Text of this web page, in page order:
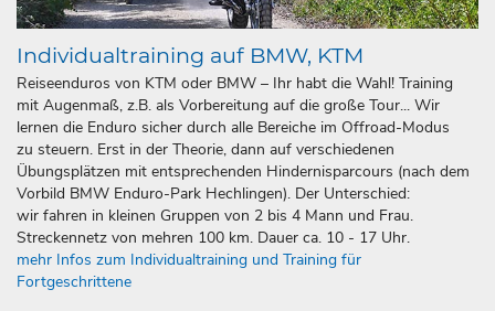
Individualtraining auf BMW, KTM
Reiseenduros von KTM oder BMW – Ihr habt die Wahl! Training
mit Augenmaß, z.B. als Vorbereitung auf die große Tour... Wir
lernen die Enduro sicher durch alle Bereiche im Offroad-Modus
zu steuern. Erst in der Theorie, dann auf verschiedenen
Übungsplätzen mit entsprechenden Hindernisparcours (nach dem
Vorbild BMW Enduro-Park Hechlingen). Der Unterschied:
wir fahren in kleinen Gruppen von 2 bis 4 Mann und Frau.
Streckennetz von mehren 100 km. Dauer ca. 10 - 17 Uhr.
mehr Infos zum Individualtraining und Training für
Fortgeschrittene